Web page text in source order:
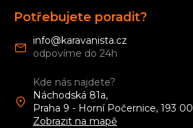
Potřebujete poradit?
info@karavanista.cz
Kde nás najdete?
Náchodská 81a,
Praha 9 - Horní Počernice, 193 00
Zobrazit na mapě